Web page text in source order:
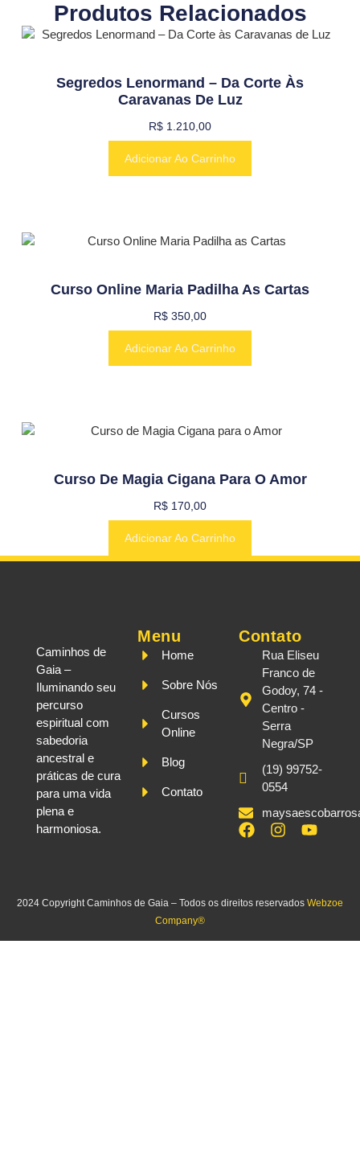
Produtos Relacionados
Segredos Lenormand – Da Corte Às
Caravanas De Luz
R$ 1.210,00
Adicionar Ao Carrinho
Curso Online Maria Padilha As Cartas
R$ 350,00
Adicionar Ao Carrinho
Curso De Magia Cigana Para O Amor
R$ 170,00
Adicionar Ao Carrinho
Caminhos de
Gaia –
Iluminando seu
percurso
espiritual com
sabedoria
ancestral e
práticas de cura
para uma vida
plena e
harmoniosa.
Menu
Home
Sobre Nós
Cursos
Online
Blog
Contato
Contato
Rua Eliseu
Franco de
Godoy, 74 -
Centro -
Serra
Negra/SP
(19) 99752-
0554
2024 Copyright Caminhos de Gaia – Todos os direitos reservados Webzoe
Company®